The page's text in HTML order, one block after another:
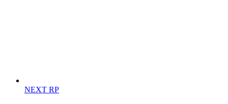
NEXT RP